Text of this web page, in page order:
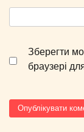
Зберегти
браузері